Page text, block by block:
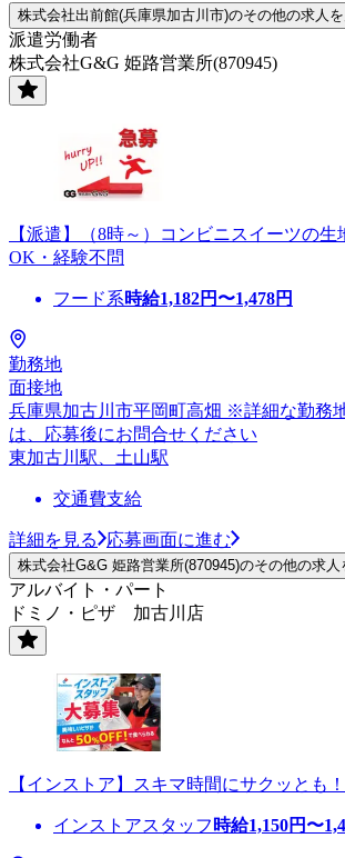
株式会社出前館(兵庫県加古川市)のその他の求人
派遣労働者
株式会社G&G 姫路営業所(870945)
【派遣】（8時～）コンビニスイーツの生
OK・経験不問
フード系時給1,182円〜1,478円
勤務地
面接地
兵庫県加古川市平岡町高畑 ※詳細な勤務
は、応募後にお問合せください
東加古川駅、土山駅
交通費支給
詳細を見る 応募画面に進む
株式会社G&G 姫路営業所(870945)のその他の求人
アルバイト・パート
ドミノ・ピザ 加古川店
【インストア】スキマ時間にサクッとも
インストアスタッフ 時給1,150円〜